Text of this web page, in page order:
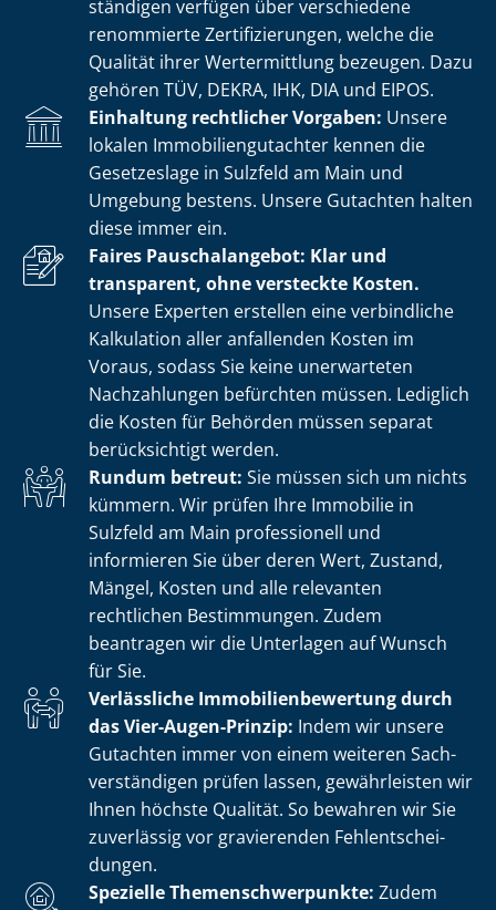
stän­di­gen verfügen über verschiedene
renommierte Zer­ti­fi­zie­run­gen, welche die
Qualität ihrer Wertermittlung bezeugen. Dazu
gehören TÜV, DEKRA, IHK, DIA und EIPOS.
Einhaltung rechtlicher Vorgaben: Unsere
lokalen Im­mo­bi­li­en­gut­ach­ter kennen die
Gesetzeslage in Sulzfeld am Main und
Umgebung bestens. Unsere Gutachten halten
diese immer ein.
Faires Pauschalangebot: Klar und
transparent, ohne versteckte Kosten.
Unsere Experten erstellen eine verbindliche
Kalkulation aller anfallenden Kosten im
Voraus, sodass Sie keine unerwarteten
Nachzahlungen befürchten müssen. Lediglich
die Kosten für Behörden müssen separat
berücksichtigt werden.
Rundum betreut: Sie müssen sich um nichts
kümmern. Wir prüfen Ihre Immobilie in
Sulzfeld am Main professionell und
informieren Sie über deren Wert, Zustand,
Mängel, Kosten und alle relevanten
rechtlichen Bestimmungen. Zudem
beantragen wir die Unterlagen auf Wunsch
für Sie.
Verlässliche Im­mo­bi­li­en­be­wer­tung durch
das Vier-Augen-Prinzip: Indem wir unsere
Gutachten immer von einem weiteren Sach­
ver­stän­di­gen prüfen lassen, gewährleisten wir
Ihnen höchste Qualität. So bewahren wir Sie
zuverlässig vor gravierenden Fehl­ent­schei­
dun­gen.
Spezielle The­men­schwer­punk­te: Zudem